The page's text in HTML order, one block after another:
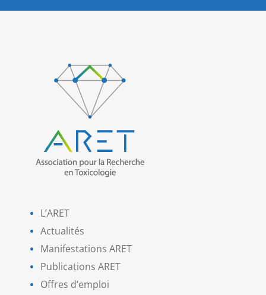
L’ARET
Actualités
Manifestations ARET
Publications ARET
Offres d’emploi